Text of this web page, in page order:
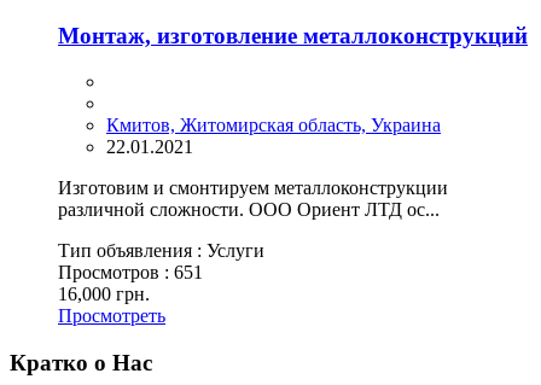
Монтаж, изготовление металлоконструкций
Кмитов, Житомирская область, Украина
22.01.2021
Изготовим и смонтируем металлоконструкции
различной сложности. ООО Ориент ЛТД ос...
Тип объявления : Услуги
Просмотров : 651
16,000 грн.
Просмотреть
Кратко о Нас